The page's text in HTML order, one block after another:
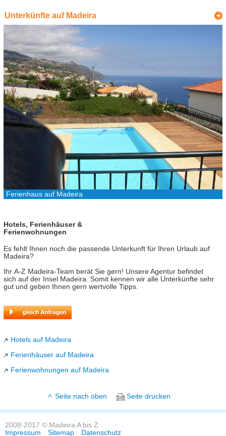
Unterkünfte auf Madeira
Ferienhaus auf Madeira
Hotels, Ferienhäuser &
Ferienwohnungen
Es fehlt Ihnen noch die passende Unterkunft für Ihren Urlaub auf
Madeira?
Ihr A-Z Madeira-Team berät Sie gern! Unsere Agentur befindet
sich auf der Insel Madeira. Somit kennen wir alle Unterkünfte sehr
gut und geben Ihnen gern wertvolle Tipps.
Hotels auf Madeira
Ferienhäuser auf Madeira
Ferienwohnungen auf Madeira
Seite nach oben Seite drucken
2008-2017 © Madeira A bis Z
Impressum
Sitemap Datenschutz